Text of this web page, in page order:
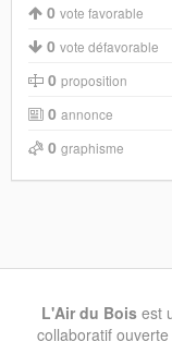
0 vote favorable
0 vote défavorable
0 proposition
0 annonce
0 graphisme
L'Air du Bois est
collaboratif